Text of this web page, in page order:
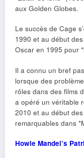
aux Golden Globes.
Le succès de Cage
1990 et au début
Oscar en 1995 pour
Il a connu un bref
lorsque des
rôles dans des films
a opéré un véritable
2010 et au début
remarquables dans
Howie Mandel’s